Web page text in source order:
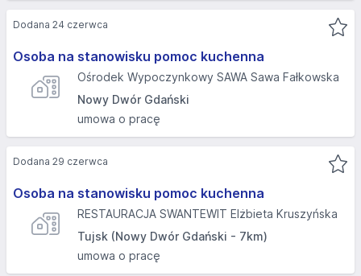
Osoba na stanowisku pomoc kuchenna
Ośrodek Wypoczynkowy SAWA Sawa Fałkowska
Nowy Dwór Gdański
umowa o pracę
Dodana 24 czerwca
Osoba na stanowisku pomoc kuchenna
RESTAURACJA SWANTEWIT Elżbieta Kruszyńska
Tujsk (Nowy Dwór Gdański - 7km)
umowa o pracę
Dodana 29 czerwca